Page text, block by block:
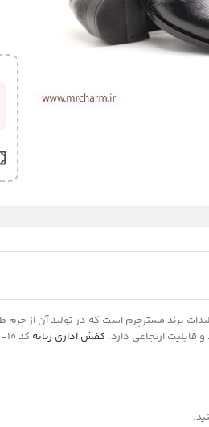
ارتجاعی دارد. کفش اداری زنانه